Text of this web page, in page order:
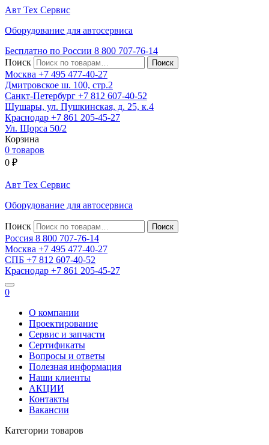
Авт Тех Сервис
Оборудование для автосервиса
Бесплатно по России 8 800 707-76-14
Поиск
Москва +7 495 477-40-27
Дмитровское ш. 100, стр.2
Санкт-Петербург +7 812 607-40-52
Шушары, ул. Пушкинская, д. 25, к.4
Краснодар +7 861 205-45-27
Ул. Щорса 50/2
Корзина
0 товаров
0 ₽
Авт Тех Сервис
Оборудование для автосервиса
Поиск
Россия 8 800 707-76-14
Москва +7 495 477-40-27
СПБ +7 812 607-40-52
Краснодар +7 861 205-45-27
0
О компании
Проектирование
Сервис и запчасти
Сертификаты
Вопросы и ответы
Полезная информация
Наши клиенты
АКЦИИ
Контакты
Вакансии
Категории товаров